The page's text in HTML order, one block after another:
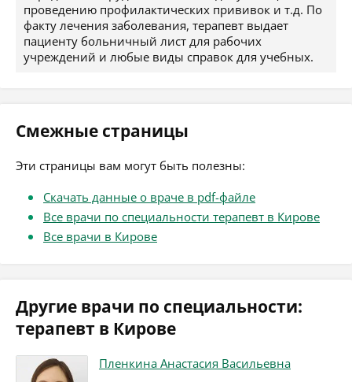
проведению профилактических прививок и т.д. По
факту лечения заболевания, терапевт выдает
пациенту больничный лист для рабочих
учреждений и любые виды справок для учебных.
Смежные страницы
Эти страницы вам могут быть полезны:
Скачать данные о враче в pdf-файле
Все врачи по специальности терапевт в Кирове
Все врачи в Кирове
Другие врачи по специальности:
терапевт в Кирове
Пленкина Анастасия Васильевна